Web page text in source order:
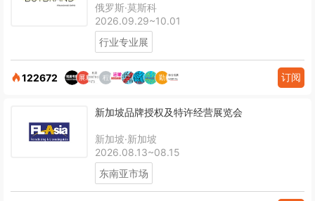
俄罗斯·莫斯科
2026.09.29~10.01
行业专业展
122672 订阅
新加坡品牌授权及特许经营展览会
新加坡·新加坡
2026.08.13~08.15
东南亚市场